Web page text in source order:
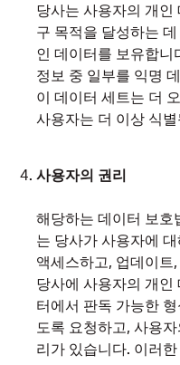
당사는 사용자의 개인
구 목적을 달성하는
인 데이터를 보유합
정보 중 일부를 익명
이 데이터 세트는 더
사용자는 더 이상 식
사용자의 권리
해당하는 데이터 보호
는 당사가 사용자에
액세스하고, 업데이
당사에 사용자의 개인
터에서 판독 가능한
도록 요청하고, 사용
리가 있습니다. 이러